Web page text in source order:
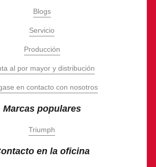
Blogs
Servicio
Producción
al por mayor y distribución
en contacto con nosotros
Marcas populares
Triumph
en la oficina